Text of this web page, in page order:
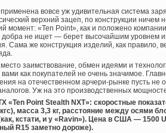
применена вовсе уж удивительная система
верхний зацеп, по конструкции
момент: «Ten Point», как и положено
добра не ищет — берет высочайшим уровнем
Сама же конструкция изделий, как правило,
заимствование, обмен идеями и
как покупателей не очень значимое.
на отечественном арчери-рынке пусть не
Уж на это производственных
«Ten Point Stealth NXT»: скоростные
масса 3,3 кг, расстояние между осями
кстати, и у «Ravin»). Цена в США — 1500
R15 заметно дороже).